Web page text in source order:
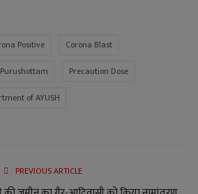
Positive
Corona Blast
Precaution Dose
of AYUSH
PREVIOUS ARTICLE